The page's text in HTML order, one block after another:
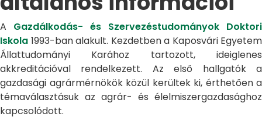
A Gazdálkodás- és Szervezéstudományok Doktori
Iskola 1993-ban alakult. Kezdetben a Kaposvári Egyetem
Állattudományi Karához tartozott, ideiglenes
akkreditációval rendelkezett. Az első hallgatók a
gazdasági agrármérnökök közül kerültek ki, érthetően a
témaválasztásuk az agrár- és élelmiszergazdasághoz
kapcsolódott.